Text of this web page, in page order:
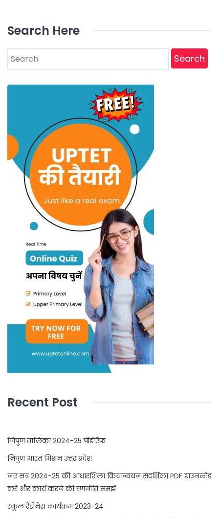
Search Here
Search
for:
Recent Post
निपुण तालिका 2024-25 पीडीऍफ़
निपुण भारत मिशन उत्तर प्रदेश
नए सत्र 2024-25 की आधारशिला क्रियान्वयन संदर्शिका PDF डाउनलोड
करें और कार्य करने की रणनीति समझें
स्कूल रेडीनेस कार्यक्रम 2023-24